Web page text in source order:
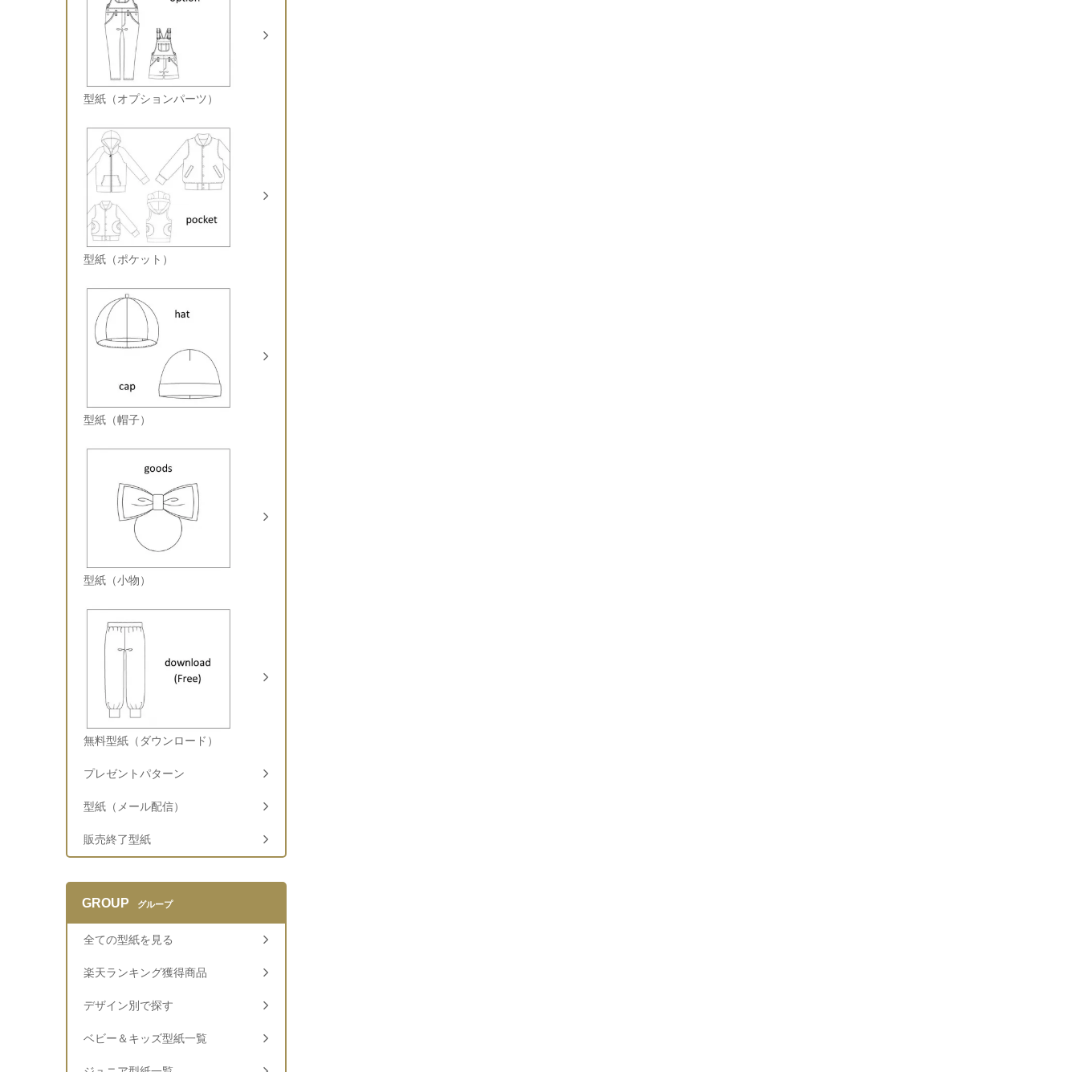
型紙（オプションパーツ）
型紙（ポケット）
型紙（帽子）
型紙（小物）
無料型紙（ダウンロード）
プレゼントパターン
型紙（メール配信）
販売終了型紙
GROUP グループ
全ての型紙を見る
楽天ランキング獲得商品
デザイン別で探す
ベビー＆キッズ型紙一覧